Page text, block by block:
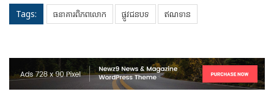
Tags: ធនាគារពិភពលោក ផ្លូវ​ជនបទ ​ឥណទាន​